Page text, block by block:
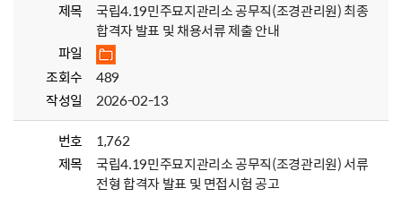
제목
국립4.19민주묘지관리소 공무직(조경관리원) 최종
합격자 발표 및 채용서류 제출 안내
파일
조회수
489
작성일
2026-02-13
번호
1,762
제목
국립4.19민주묘지관리소 공무직(조경관리원) 서류
전형 합격자 발표 및 면접시험 공고